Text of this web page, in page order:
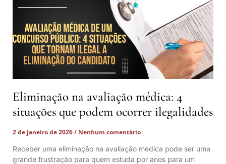
Eliminação na avaliação médica: 4
situações que podem ocorrer ilegalidades
2 de janeiro de 2026
Nenhum comentário
Receber uma eliminação na avaliação médica pode ser uma
grande frustração para quem estuda por anos para um